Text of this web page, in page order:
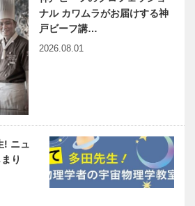
ナル カワムラがお届けする神
戸ビーフ講…
2026.08.01
! ニュ
り